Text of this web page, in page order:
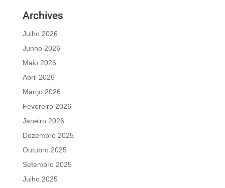
Archives
Julho 2026
Junho 2026
Maio 2026
Abril 2026
Março 2026
Fevereiro 2026
Janeiro 2026
Dezembro 2025
Outubro 2025
Setembro 2025
Julho 2025